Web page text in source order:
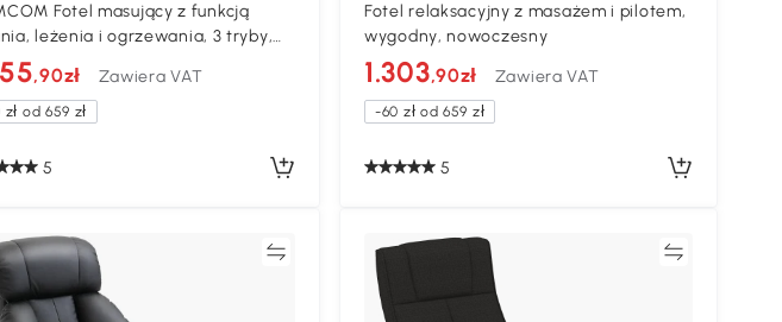
Fotel masujący z funkcją
leżenia i ogrzewania, 3 tryby,
czarny
,90zł Zawiera VAT
od 659 zł
5
Fotel relaksacyjny z masażem i pilotem,
wygodny, nowoczesny
1.303,90zł Zawiera VAT
-60 zł od 659 zł
5